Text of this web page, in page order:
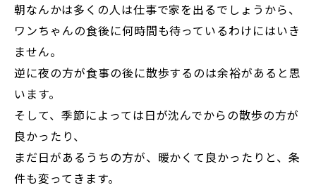
朝なんかは多くの人は仕事で家を出るでしょうから、
ワンちゃんの食後に何時間も待っているわけにはいき
ません。
逆に夜の方が食事の後に散歩するのは余裕があると思
います。
そして、季節によっては日が沈んでからの散歩の方が
良かったり、
まだ日があるうちの方が、暖かくて良かったりと、条
件も変ってきます。